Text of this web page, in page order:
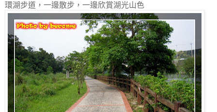
環湖步道，一邊散步，一邊欣賞湖光山色